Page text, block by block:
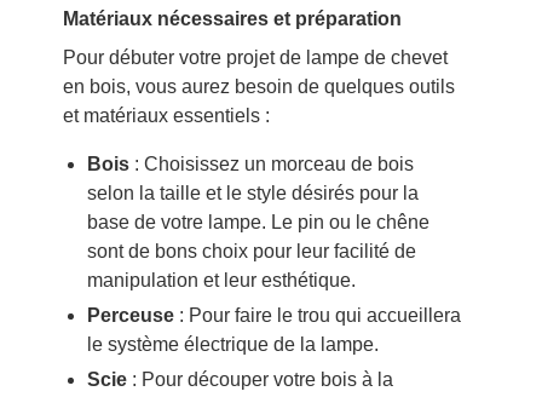
Matériaux nécessaires et préparation
Pour débuter votre projet de lampe de chevet
en bois, vous aurez besoin de quelques outils
et matériaux essentiels :
Bois: Choisissez un morceau de bois
selon la taille et le style désirés pour la
base de votre lampe. Le pin ou le chêne
sont de bons choix pour leur facilité de
manipulation et leur esthétique.
Perceuse: Pour faire le trou qui accueillera
le système électrique de la lampe.
Scie: Pour découper votre bois à la